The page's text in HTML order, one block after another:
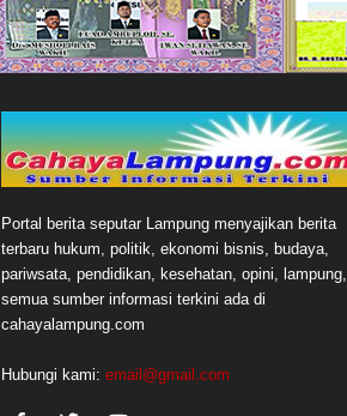
Portal berita seputar Lampung menyajikan berita
terbaru hukum, politik, ekonomi bisnis, budaya,
pariwsata, pendidikan, kesehatan, opini, lampung,
semua sumber informasi terkini ada di
cahayalampung.com
Hubungi kami: email@gmail.com